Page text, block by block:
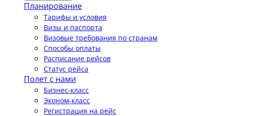
Планирование
Тарифы и условия
Визы и паспорта
Визовые требования по странам
Способы оплаты
Расписание рейсов
Статус рейса
Полет с нами
Бизнес-класс
Эконом-класс
Регистрация на рейс